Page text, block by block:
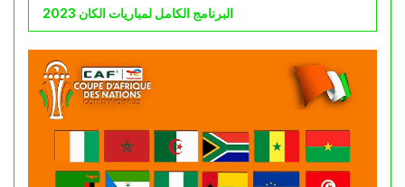
البرنامج الكامل لمباريات الكان 2023